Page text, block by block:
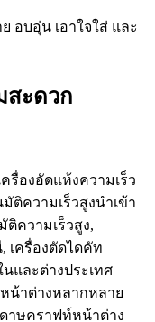
อบอุ่น เอาใจใส่ และ
สะดวก
รื่องอัดแห้งความเร็ว
ติความเร็วสูงนำเข้า
ความเร็วสูง,
, เครื่องตัดไดคัท
และต่างประเทศ
น้าต่างหลากหลาย
าษคราฟท์หน้าต่าง